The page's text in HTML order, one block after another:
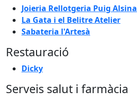
Joieria Rellotgeria Puig Alsina
La Gata i el Belitre Atelier
Sabateria l'Artesà
Restauració
Dicky
Serveis salut i farmàcia